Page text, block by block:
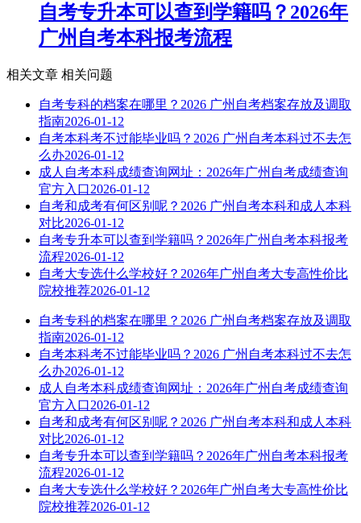
自考专升本可以查到学籍吗？2026年
广州自考本科报考流程
相关文章 相关问题
自考专科的档案在哪里？2026 广州自考档案存放及调取
指南2026-01-12
自考本科考不过能毕业吗？2026 广州自考本科过不去怎
么办2026-01-12
成人自考本科成绩查询网址：2026年广州自考成绩查询
官方入口2026-01-12
自考和成考有何区别呢？2026 广州自考本科和成人本科
对比2026-01-12
自考专升本可以查到学籍吗？2026年广州自考本科报考
流程2026-01-12
自考大专选什么学校好？2026年广州自考大专高性价比
院校推荐2026-01-12
自考专科的档案在哪里？2026 广州自考档案存放及调取
指南2026-01-12
自考本科考不过能毕业吗？2026 广州自考本科过不去怎
么办2026-01-12
成人自考本科成绩查询网址：2026年广州自考成绩查询
官方入口2026-01-12
自考和成考有何区别呢？2026 广州自考本科和成人本科
对比2026-01-12
自考专升本可以查到学籍吗？2026年广州自考本科报考
流程2026-01-12
自考大专选什么学校好？2026年广州自考大专高性价比
院校推荐2026-01-12